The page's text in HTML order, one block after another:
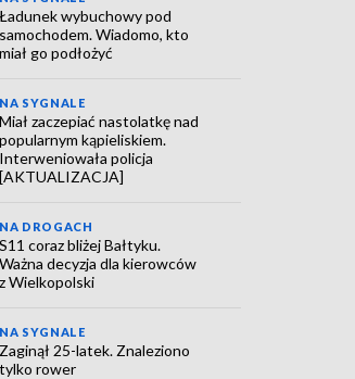
Ładunek wybuchowy pod
samochodem. Wiadomo, kto
miał go podłożyć
NA SYGNALE
Miał zaczepiać nastolatkę nad
popularnym kąpieliskiem.
Interweniowała policja
[AKTUALIZACJA]
NA DROGACH
S11 coraz bliżej Bałtyku.
Ważna decyzja dla kierowców
z Wielkopolski
NA SYGNALE
Zaginął 25-latek. Znaleziono
tylko rower